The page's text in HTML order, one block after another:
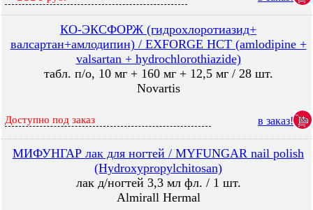
КО-ЭКСФОРЖ (гидрохлоротиазид+
валсартан+амлодипин) / EXFORGE HCT (amlodipine +
valsartan + hydrochlorothiazide)
табл. п/о, 10 мг + 160 мг + 12,5 мг / 28 шт.
Novartis
Доступно под заказ в заказ!
МИФУНГАР лак для ногтей / MYFUNGAR nail polish
(Hydroxypropylchitosan)
лак д/ногтей 3,3 мл фл. / 1 шт.
Almirall Hermal